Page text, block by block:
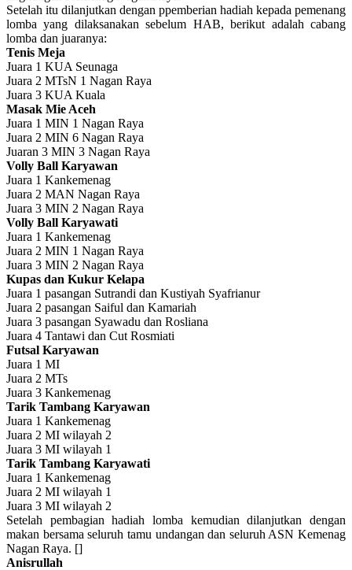
Setelah itu dilanjutkan dengan ppemberian hadiah kepada pemenang
lomba yang dilaksanakan sebelum HAB, berikut adalah cabang
lomba dan juaranya:
Tenis Meja
Juara 1 KUA Seunaga
Juara 2 MTsN 1 Nagan Raya
Juara 3 KUA Kuala
Masak Mie Aceh
Juara 1 MIN 1 Nagan Raya
Juara 2 MIN 6 Nagan Raya
Juaran 3 MIN 3 Nagan Raya
Volly Ball Karyawan
Juara 1 Kankemenag
Juara 2 MAN Nagan Raya
Juara 3 MIN 2 Nagan Raya
Volly Ball Karyawati
Juara 1 Kankemenag
Juara 2 MIN 1 Nagan Raya
Juara 3 MIN 2 Nagan Raya
Kupas dan Kukur Kelapa
Juara 1 pasangan Sutrandi dan Kustiyah Syafrianur
Juara 2 pasangan Saiful dan Kamariah
Juara 3 pasangan Syawadu dan Rosliana
Juara 4 Tantawi dan Cut Rosmiati
Futsal Karyawan
Juara 1 MI
Juara 2 MTs
Juara 3 Kankemenag
Tarik Tambang Karyawan
Juara 1 Kankemenag
Juara 2 MI wilayah 2
Juara 3 MI wilayah 1
Tarik Tambang Karyawati
Juara 1 Kankemenag
Juara 2 MI wilayah 1
Juara 3 MI wilayah 2
Setelah pembagian hadiah lomba kemudian dilanjutkan dengan
makan bersama seluruh tamu undangan dan seluruh ASN Kemenag
Nagan Raya. []
Anisrullah